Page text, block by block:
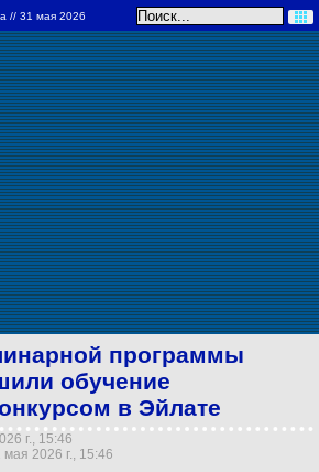
// 31 мая 2026
программы
обучение
в Эйлате
г., 15:46
2026 г., 15:46